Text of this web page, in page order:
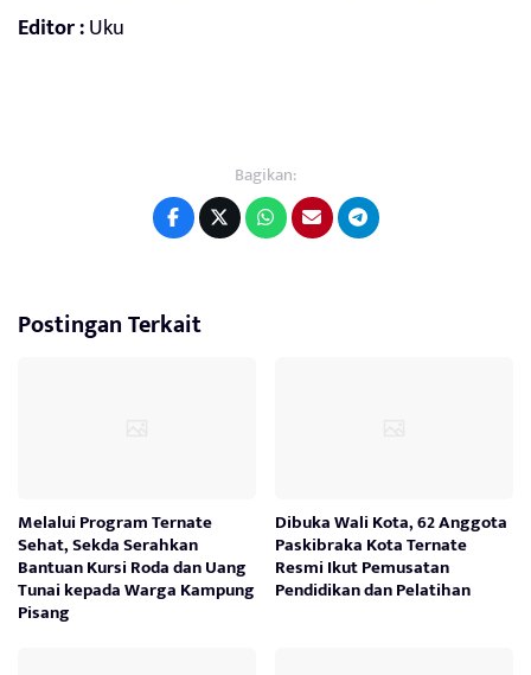
Editor :Uku
Bagikan:
Postingan Terkait
Melalui Program Ternate
Sehat, Sekda Serahkan
Bantuan Kursi Roda dan Uang
Tunai kepada Warga Kampung
Pisang
Dibuka Wali Kota, 62 Anggota
Paskibraka Kota Ternate
Resmi Ikut Pemusatan
Pendidikan dan Pelatihan